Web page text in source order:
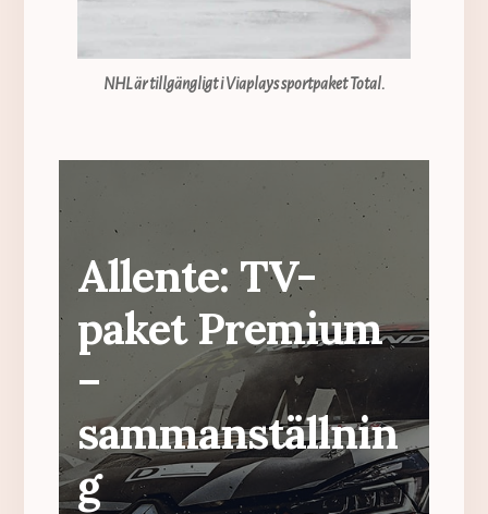
NHL är tillgängligt i Viaplays sportpaket Total.
Allente: TV-
paket Premium
–
sammanställnin
g